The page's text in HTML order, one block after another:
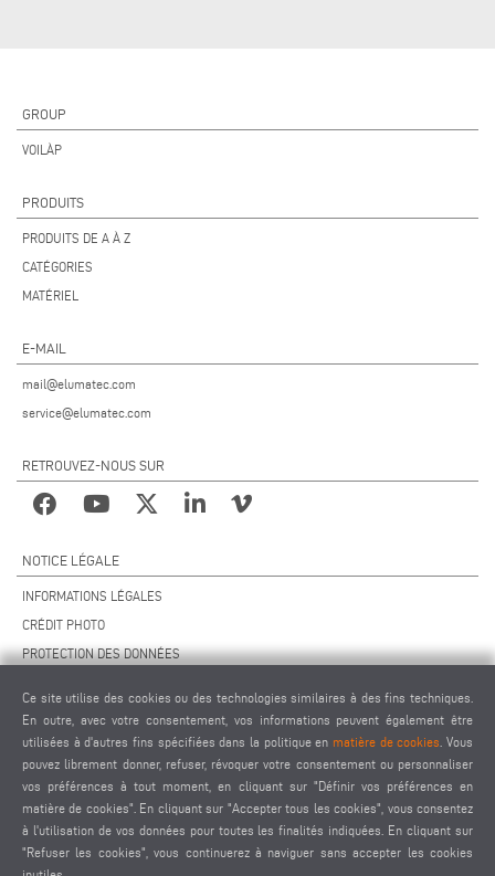
GROUP
VOILÀP
PRODUITS
PRODUITS DE A À Z
CATÉGORIES
MATÉRIEL
E-MAIL
mail@elumatec.com
service@elumatec.com
RETROUVEZ-NOUS SUR
NOTICE LÉGALE
INFORMATIONS LÉGALES
CRÉDIT PHOTO
PROTECTION DES DONNÉES
ACCORD DE TÉLÉMAINTENANCE
PARAMÈTRES DES COOKIES
CODE DE CONDUITE DES FOURNISSEURS
Ce site utilise des cookies ou des technologies similaires à des fins techniques.
En outre, avec votre consentement, vos informations peuvent également être
utilisées à d'autres fins spécifiées dans la politique en matière de cookies . Vous
pouvez librement donner, refuser, révoquer votre consentement ou personnaliser
vos préférences à tout moment, en cliquant sur "Définir vos préférences en
matière de cookies". En cliquant sur "Accepter tous les cookies", vous consentez
à l'utilisation de vos données pour toutes les finalités indiquées. En cliquant sur
"Refuser les cookies", vous continuerez à naviguer sans accepter les cookies